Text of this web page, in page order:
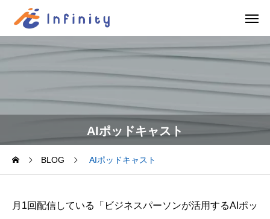
AIポッドキャスト
BLOG AIポッドキャスト
月1回配信している「ビジネスパーソンが活用するAIポッ